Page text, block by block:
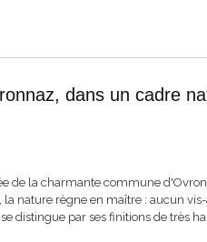
dans un cadre
de la charmante commune
nature règne en maître : aucun
distingue par ses finitions de très